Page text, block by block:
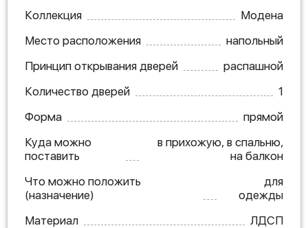
Коллекция
Модена
Место расположения
напольный
Принцип открывания дверей
распашной
Количество дверей
1
Форма
прямой
Куда можно
поставить
в прихожую, в спальню,
на балкон
Что можно положить
(назначение)
для
одежды
Материал
ЛДСП